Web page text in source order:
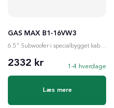
GAS MAX B1-16VW3
6.5" Subwoofer i specialbygget kabinet
2332 kr 1-4 hverdage
Læs mere